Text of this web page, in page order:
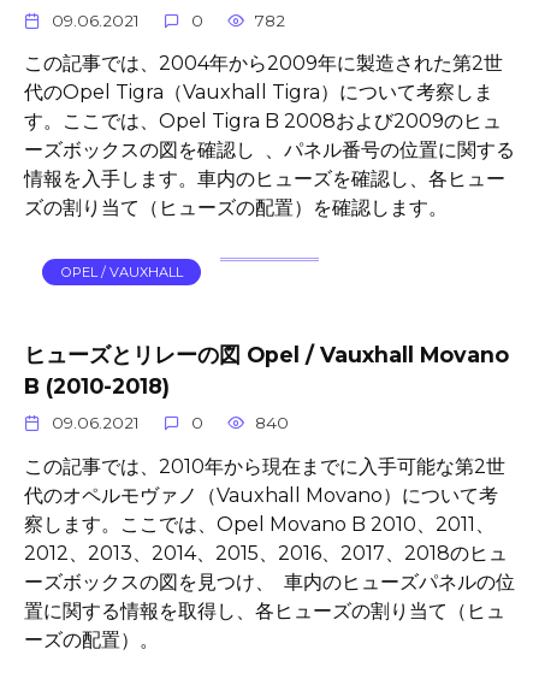
09.06.2021 0 782
この記事では、2004年から2009年に製造された第2世
代のOpel Tigra（Vauxhall Tigra）について考察しま
す。ここでは、Opel Tigra B 2008および2009のヒュ
ーズボックスの図を確認し 、パネル番号の位置に関する
情報を入手します。車内のヒューズを確認し、各ヒュー
ズの割り当て（ヒューズの配置）を確認します。
OPEL / VAUXHALL
ヒューズとリレーの図 Opel / Vauxhall Movano
B (2010-2018)
09.06.2021 0 840
この記事では、2010年から現在までに入手可能な第2世
代のオペルモヴァノ（Vauxhall Movano）について考
察します。ここでは、Opel Movano B 2010、2011、
2012、2013、2014、2015、2016、2017、2018のヒュ
ーズボックスの図を見つけ、 車内のヒューズパネルの位
置に関する情報を取得し、各ヒューズの割り当て（ヒュ
ーズの配置）。